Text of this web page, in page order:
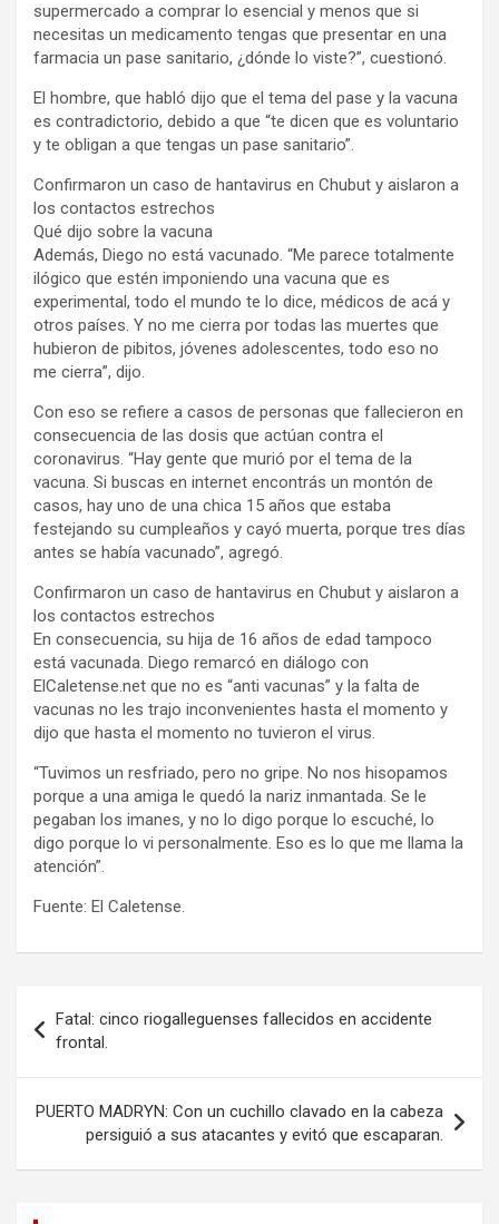
supermercado a comprar lo esencial y menos que si
necesitas un medicamento tengas que presentar en una
farmacia un pase sanitario, ¿dónde lo viste?”, cuestionó.
El hombre, que habló dijo que el tema del pase y la vacuna
es contradictorio, debido a que “te dicen que es voluntario
y te obligan a que tengas un pase sanitario”.
Confirmaron un caso de hantavirus en Chubut y aislaron a
los contactos estrechos
Qué dijo sobre la vacuna
Además, Diego no está vacunado. “Me parece totalmente
ilógico que estén imponiendo una vacuna que es
experimental, todo el mundo te lo dice, médicos de acá y
otros países. Y no me cierra por todas las muertes que
hubieron de pibitos, jóvenes adolescentes, todo eso no
me cierra”, dijo.
Con eso se refiere a casos de personas que fallecieron en
consecuencia de las dosis que actúan contra el
coronavirus. “Hay gente que murió por el tema de la
vacuna. Si buscas en internet encontrás un montón de
casos, hay uno de una chica 15 años que estaba
festejando su cumpleaños y cayó muerta, porque tres días
antes se había vacunado”, agregó.
Confirmaron un caso de hantavirus en Chubut y aislaron a
los contactos estrechos
En consecuencia, su hija de 16 años de edad tampoco
está vacunada. Diego remarcó en diálogo con
ElCaletense.net que no es “anti vacunas” y la falta de
vacunas no les trajo inconvenientes hasta el momento y
dijo que hasta el momento no tuvieron el virus.
“Tuvimos un resfriado, pero no gripe. No nos hisopamos
porque a una amiga le quedó la nariz inmantada. Se le
pegaban los imanes, y no lo digo porque lo escuché, lo
digo porque lo vi personalmente. Eso es lo que me llama la
atención”.
Fuente: El Caletense.
de
entradas
Fatal: cinco riogalleguenses fallecidos en accidente
frontal.
PUERTO MADRYN: Con un cuchillo clavado en la cabeza
persiguió a sus atacantes y evitó que escaparan.